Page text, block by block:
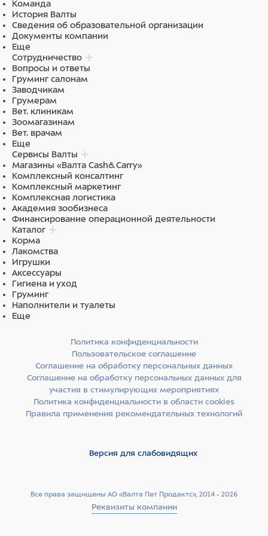
стопорными механизмами, выполненными из пластика.
Пластиковые колеса защищают пол от механических
повреждений и царапин, обеспечивают маневренность
на неровных полах.
В базовую комплектацию стола входят:
Штатив для вливаний.
Навесная емкость для отходов из нержавеющей
стали.
Основные характеристики:
Материал каркаса: cталь с полимерно-
порошковым покрытием.
Цвет каркаса: серый.
Материал столешницы: нержавеющая сталь.
Размеры столешницы: 1500х600 мм.
Пульт электропривода: ручной.
Регулировка высоты: 330-1050 мм.
Максимальная статистическая нагрузка: 100 кг.
Важно:Стол поставляется на опорах, может быть
дооснащен комплектом колес (приобретается
отдельно).
Обработка и дезинфекция поверхностей:
НЕ ДОПУСКАЕТСЯ уборка покрытия из нержавеющей
ПВХ абразивными и хлорсодержащими средствами.
Данные средства могут вызвать коррозию металла и
повреждение поверхностей.
РЕКОМЕНДУЕМ использовать: Лайна, Мелисептол, а также
кислородактивные дезинфектанты.
Команда
История Валты
Сведения об образовательной организации
Документы компании
Еще
Сотрудничество
Вопросы и ответы
Груминг салонам
Заводчикам
Грумерам
Вет. клиникам
Зоомагазинам
Вет. врачам
Еще
Сервисы Валты
Магазины «Валта Cash&Carry»
Комплексный консалтинг
Комплексный маркетинг
Комплексная логистика
Академия зообизнеса
Финансирование операционной деятельности
Каталог
Корма
Лакомства
Игрушки
Аксессуары
Гигиена и уход
Груминг
Наполнители и туалеты
Еще
Все права защищены АО «Валта Пет Продактс», 2014 - 2026
Реквизиты компании
Политика конфиденциальности
Пользовательское соглашение
Соглашение на обработку персональных данных
Соглашение на обработку персональных данных для
участия в стимулирующих мероприятиях
Политика конфиденциальности в области cookies
Правила применения рекомендательных технологий
Версия для слабовидящих